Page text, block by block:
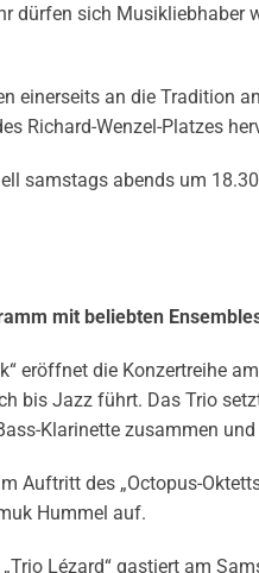
dürfen sich
einerseits an die Tradition
Richard-Wenzel-Platzes
samstags abends um
mit beliebten
eröffnet die Konzertreihe
bis Jazz führt. Das Trio
Klarinette zusammen
Auftritt des „Octopus-
Hummel auf.
Lézard“ gastiert am